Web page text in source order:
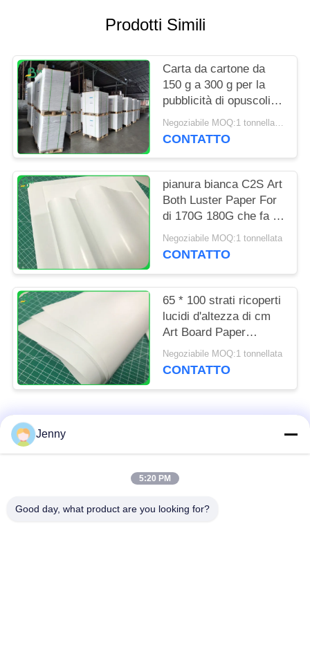
POLICY
Prodotti Simili
Carta da cartone da
150 g a 300 g per la
pubblicità di opuscoli
bianchi
Negoziabile MOQ:1 tonnellata per la dimensione comune & 10 tonnellate per la dimensione speciale
CONTATTO
pianura bianca C2S Art
Both Luster Paper For
di 170G 180G che fa le
azione della copertura
Negoziabile MOQ:1 tonnellata
CONTATTO
65 * 100 strati ricoperti
lucidi d'altezza di cm
Art Board Paper
100GSM 130GSM
Negoziabile MOQ:1 tonnellata
CONTATTO
Categorie popolari
rotolo marrone della
Jenny
5:20 PM
Good day, what product are you looking for?